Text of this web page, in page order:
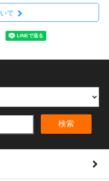
て
検索